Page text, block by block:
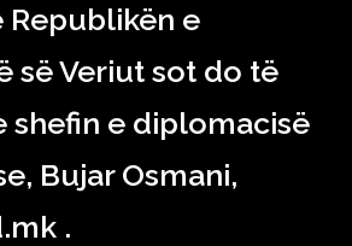
e
së Veriut sot do të
shefin e diplomacisë
Bujar Osmani,
.